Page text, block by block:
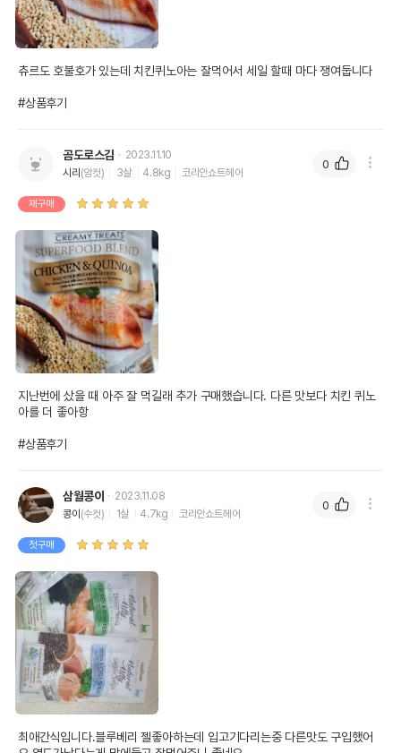
츄르도 호불호가 있는데 치킨퀴노아는 잘먹어서 세일 할때 마다 쟁여둡니다
#상품후기
곰도로스김
2023.11.10
시리 (암컷) 3살 4.8kg 코리안쇼트헤어
재구매
지난번에 샀을 때 아주 잘 먹길래 추가 구매했습니다. 다른 맛보다 치킨 퀴노
아를 더 좋아항
#상품후기
0
삼월콩이
2023.11.08
콩이 (수컷) 1살 4.7kg 코리안쇼트헤어
첫구매
최애간식입니다.블루베리 젤좋아하는데 입고기다리는중 다른맛도 구입했어
0